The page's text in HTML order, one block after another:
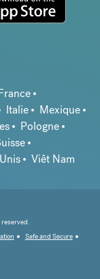
Italie
Mexique
Pologne
Viêt Nam
Safe and Secure